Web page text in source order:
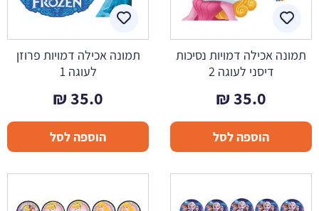
תמונה אכילה דמויות נסיכות
דיסני לעוגה 2
35.0
₪
הוספה לסל
תמונה אכילה דמויות פרוזן
לעוגה 1
35.0
₪
הוספה לסל